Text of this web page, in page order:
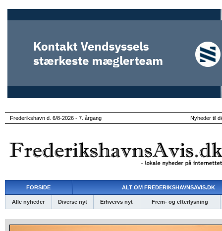
Frederikshavn d. 6/8-2026 - 7. årgang Nyheder til
FORSIDE ALT OM FREDERIKSHAVNSAVIS.DK
Alle nyheder Diverse nyt Erhvervs nyt Frem- og efterlysning